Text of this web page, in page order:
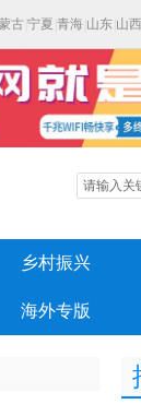
古 宁夏 青海 山东 山西
乡村振兴
海外专版